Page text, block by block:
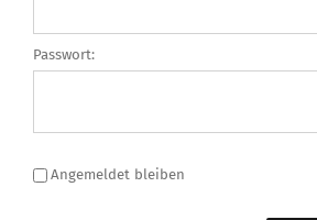
Passwort:
Angemeldet bleiben